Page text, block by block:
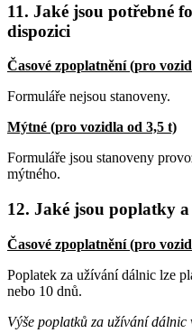
11. Jaké jsou potřebné
dispozici
Časové zpoplatnění (pro
Formuláře nejsou stanoveny.
Mýtné (pro vozidla od 3,5 t)
Formuláře jsou stanoveny
mýtného.
12. Jaké jsou poplatky
Časové zpoplatnění (pro
Poplatek za užívání dálnic lze
nebo 10 dnů.
Výše poplatků za užívání